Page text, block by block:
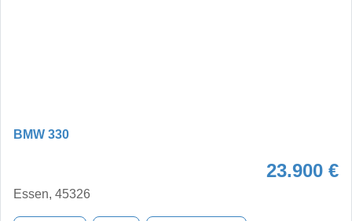
BMW 330
23.900 €
Essen, 45326